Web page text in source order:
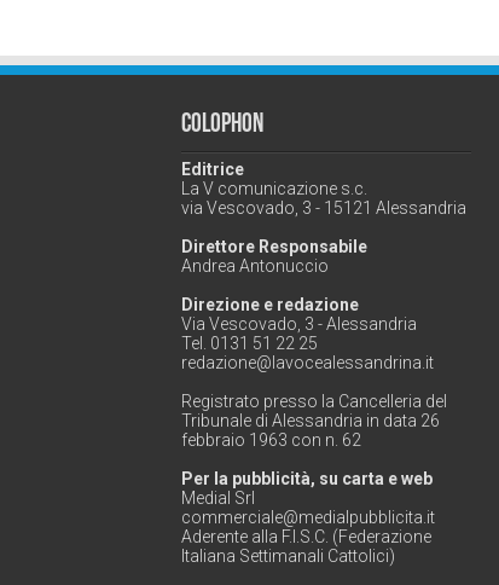
Colophon
Editrice
La V comunicazione s.c.
via Vescovado, 3 - 15121 Alessandria
Direttore Responsabile
Andrea Antonuccio
Direzione e redazione
Via Vescovado, 3 - Alessandria
Tel. 0131 51 22 25
redazione@lavocealessandrina.it
Registrato presso la Cancelleria del
Tribunale di Alessandria in data 26
febbraio 1963 con n. 62
Per la pubblicità, su carta e web
Medial Srl
commerciale@medialpubblicita.it
Aderente alla F.I.S.C. (Federazione
Italiana Settimanali Cattolici)